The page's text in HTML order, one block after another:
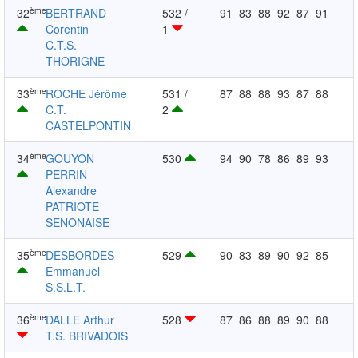
32èmeBERTRAND
Corentin
C.T.S.
THORIGNE
532 /
1
91 83 88 92 87 91
33èmeROCHE Jérôme
C.T.
CASTELPONTIN
531 /
2
87 88 88 93 87 88
34èmeGOUYON
PERRIN
Alexandre
PATRIOTE
SENONAISE
530 94 90 78 86 89 93
35èmeDESBORDES
Emmanuel
S.S.L.T.
529 90 83 89 90 92 85
36èmeDALLE Arthur
T.S. BRIVADOIS
528 87 86 88 89 90 88